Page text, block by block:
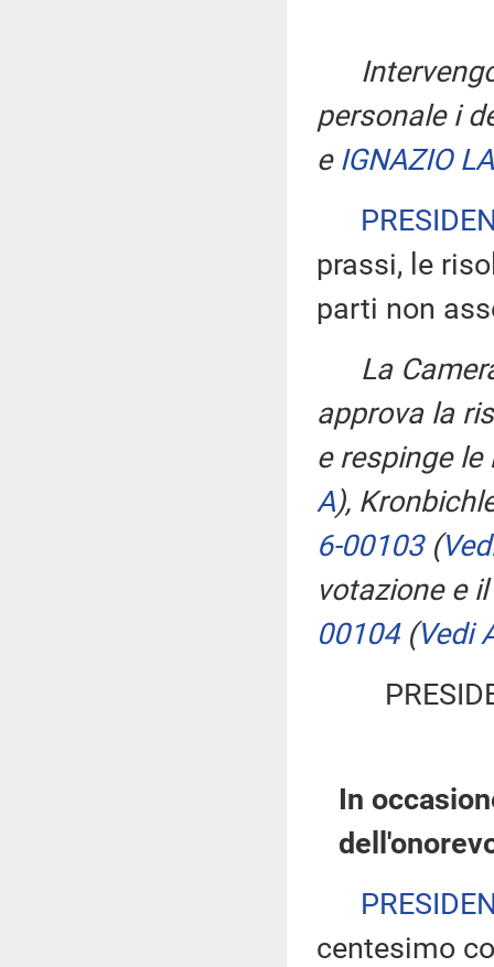
personale i
e IGNAZIO
prassi, le
parti non
La
approva la
e respinge
A),
6-00103 (
votazione e
00104 (Vedi
In
centesimo